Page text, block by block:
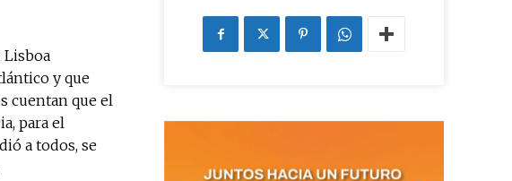
de las últimas
Lisboa
y que
cuentan que el
para el
a todos, se